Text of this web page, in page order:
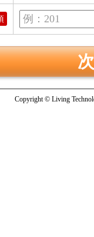
例：201
Copyright © Living